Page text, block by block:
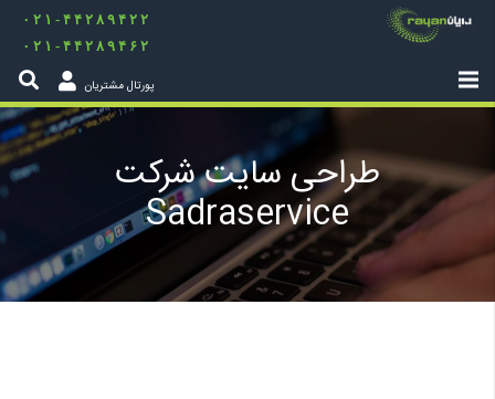
۰۲۱-۴۴۲۸۹۴۲۲
۰۲۱-۴۴۲۸۹۴۶۲
پورتال مشتریان
طراحی سایت شرکت
Sadraservice